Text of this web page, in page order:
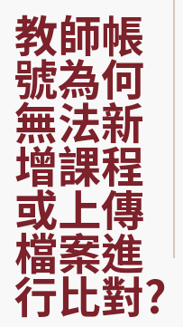
教師帳
號為何
無法新
增課程
或上傳
檔案進
行比對?